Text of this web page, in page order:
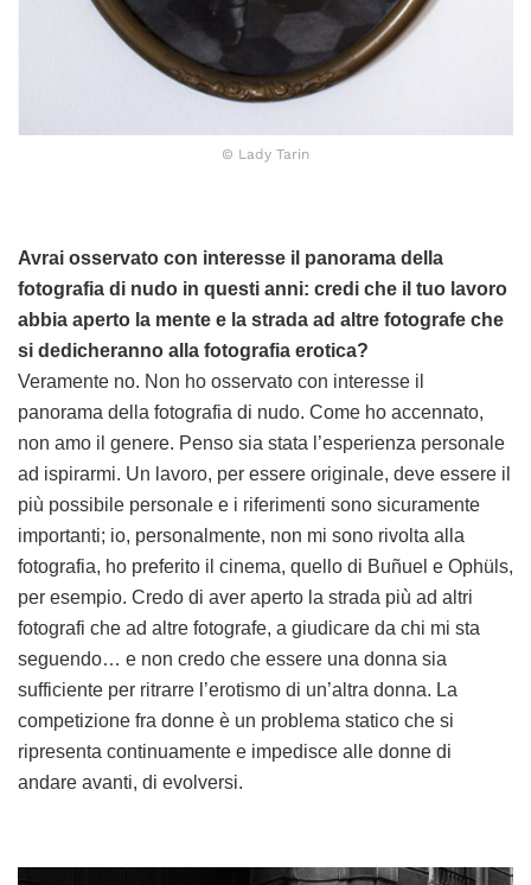
© Lady Tarin
Avrai osservato con interesse il panorama della
fotografia di nudo in questi anni: credi che il tuo lavoro
abbia aperto la mente e la strada ad altre fotografe che
si dedicheranno alla fotografia erotica?
Veramente no. Non ho osservato con interesse il
panorama della fotografia di nudo. Come ho accennato,
non amo il genere. Penso sia stata l’esperienza personale
ad ispirarmi. Un lavoro, per essere originale, deve essere il
più possibile personale e i riferimenti sono sicuramente
importanti; io, personalmente, non mi sono rivolta alla
fotografia, ho preferito il cinema, quello di Buñuel e Ophüls,
per esempio. Credo di aver aperto la strada più ad altri
fotografi che ad altre fotografe, a giudicare da chi mi sta
seguendo… e non credo che essere una donna sia
sufficiente per ritrarre l’erotismo di un’altra donna. La
competizione fra donne è un problema statico che si
ripresenta continuamente e impedisce alle donne di
andare avanti, di evolversi.